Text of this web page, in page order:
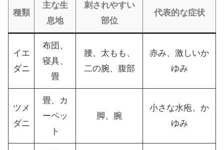
種類
主な生
息地
刺されやすい
部位
代表的な症状
イエ
ダニ
布団、
寝具、
畳
腰、太もも、
二の腕、腹部
赤み、激しいか
ゆみ
ツメ
ダニ
畳、カ
ーペッ
ト
脚、腕
小さな水疱、か
ゆみ